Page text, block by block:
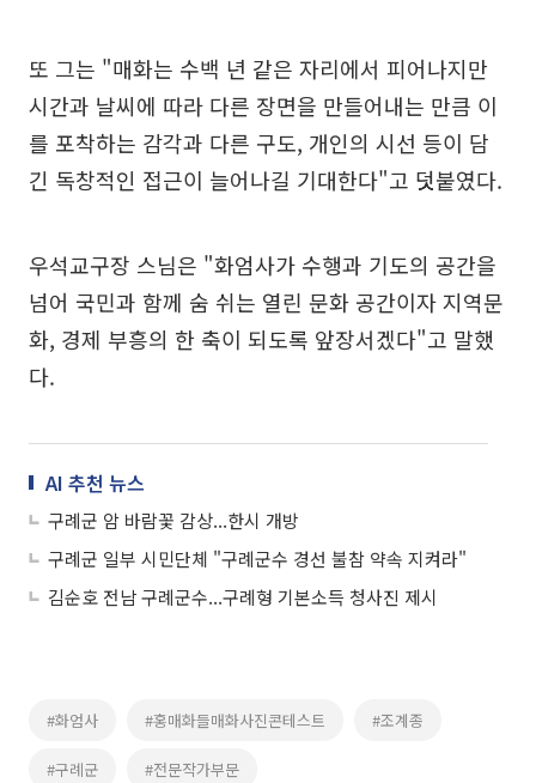
또 그는 "매화는 수백 년 같은 자리에서 피어나지만
시간과 날씨에 따라 다른 장면을 만들어내는 만큼 이
를 포착하는 감각과 다른 구도, 개인의 시선 등이 담
긴 독창적인 접근이 늘어나길 기대한다"고 덧붙였다.
우석교구장 스님은 "화엄사가 수행과 기도의 공간을
넘어 국민과 함께 숨 쉬는 열린 문화 공간이자 지역문
화, 경제 부흥의 한 축이 되도록 앞장서겠다"고 말했
다.
AI 추천 뉴스
구례군 암 바람꽃 감상...한시 개방
구례군 일부 시민단체 "구례군수 경선 불참 약속 지켜라"
김순호 전남 구례군수...구례형 기본소득 청사진 제시
#화엄사 #홍매화들매화사진콘테스트 #조계종
#구례군 #전문작가부문